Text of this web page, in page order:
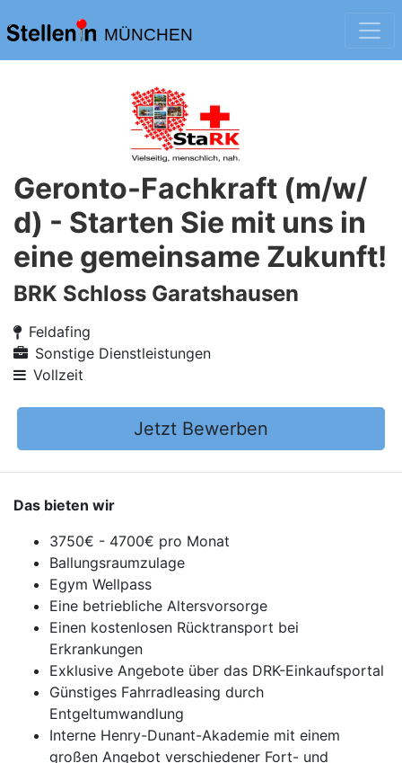
MÜNCHEN
Geronto-Fachkraft (m/w/
d) - Starten Sie mit uns in
eine gemeinsame Zukunft!
BRK Schloss Garatshausen
Feldafing
Sonstige Dienstleistungen
Vollzeit
Jetzt Bewerben
Das bieten wir
3750€ - 4700€ pro Monat
Ballungsraumzulage
Egym Wellpass
Eine betriebliche Altersvorsorge
Einen kostenlosen Rücktransport bei
Erkrankungen
Exklusive Angebote über das DRK-Einkaufsportal
Günstiges Fahrradleasing durch
Entgeltumwandlung
Interne Henry-Dunant-Akademie mit einem
großen Angebot verschiedener Fort- und